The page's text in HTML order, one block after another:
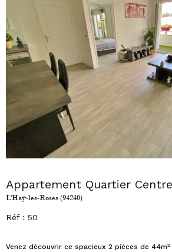
Appartement Quartier
L'Haÿ-les-Roses (94240)
Réf : 50
Venez découvrir ce spacieux 2 pièces de